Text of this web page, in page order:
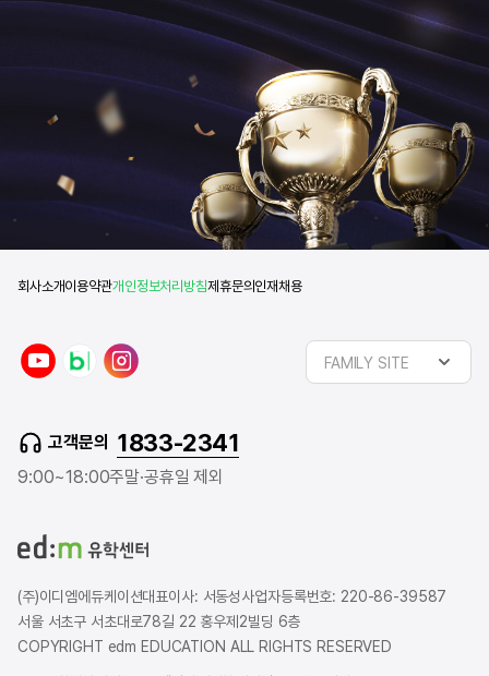
회사소개이용약관개인정보처리방침제휴문의 인재채용
u
n
a
r
l
a
FAMILY SITE
고객문의 1833-2341
9:00~18:00주말·공휴일 제외
(주)이디엠에듀케이션대표이사: 서동성사업자등록번호: 220-86-39587
서울 서초구 서초대로78길 22 홍우제2빌딩 6층
COPYRIGHT edm EDUCATION ALL RIGHTS RESERVED